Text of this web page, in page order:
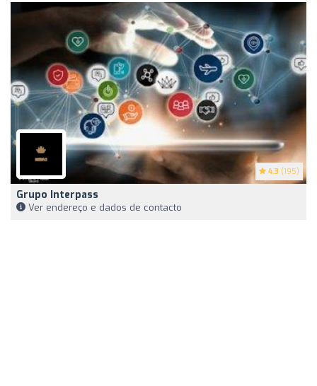
4.3 (195)
Grupo Interpass
Ver endereço e dados de contacto